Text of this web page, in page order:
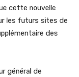
cette nouvelle
les futurs sites de
des
général de